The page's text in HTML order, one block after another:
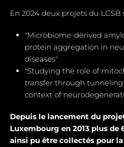
En 2024 deux projets du LCSB
"Microbiome-derived
protein aggregation in
diseases"
"Studying the role of
transfer through
context of
Depuis le lancement du
Luxembourg en 2013 plus de
ainsi pu être collectés pour